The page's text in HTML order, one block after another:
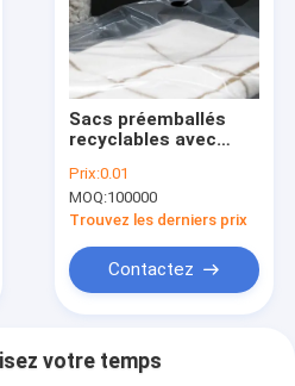
Sacs préemballés
recyclables avec
Emballage
écologique
Prix:0.01
MOQ:100000
Trouvez les derniers prix
Contactez
votre temps